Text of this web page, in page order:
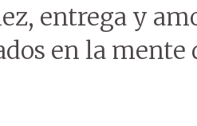
entrega y
en la mente